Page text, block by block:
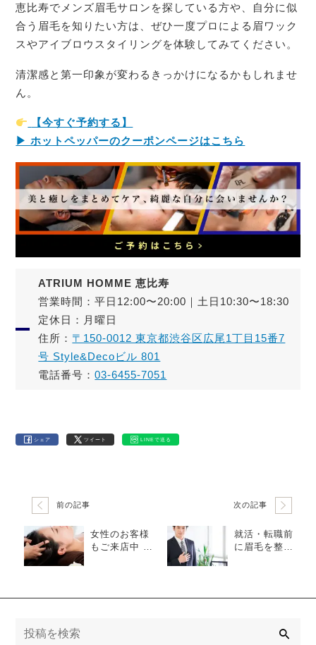
恵比寿でメンズ眉毛サロンを探している方や、自分に似
合う眉毛を知りたい方は、ぜひ一度プロによる眉ワック
スやアイブロウスタイリングを体験してみてください。
清潔感と第一印象が変わるきっかけになるかもしれませ
ん。
【今すぐ予約する】
▶ ホットペッパーのクーポンページはこちら
ATRIUM HOMME 恵比寿
営業時間：平日12:00〜20:00｜土日10:30〜18:30
定休日：月曜日
住所： 〒150-0012 東京都渋谷区広尾1丁目15番7
号 Style&Decoビル 801
電話番号：03-6455-7051
シェア ツイート LINEで送る
前の記事
女性のお客様
もご来店中 ヘ
理由｜ATRIU
次の記事
就活・転職前
に眉毛を整え
気の理由｜AT